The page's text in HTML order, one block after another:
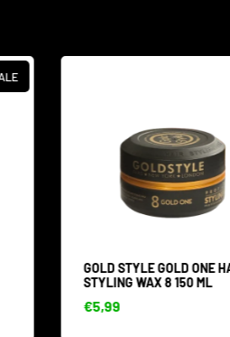
GOLD STYLE GOLD ONE HAIR
STYLING WAX 8 150 ML